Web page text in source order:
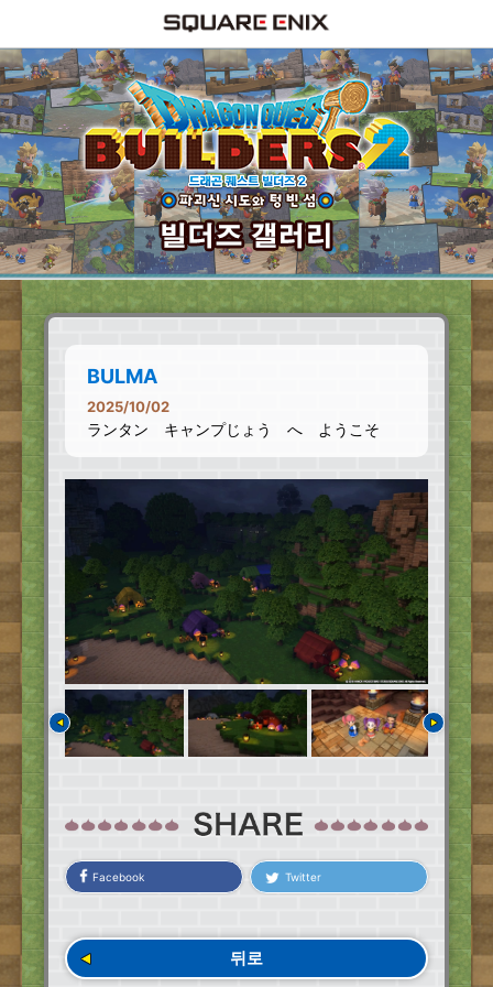
BULMA
2025/10/02
ランタン キャンプじょう へ ようこそ
Facebook Twitter
뒤로